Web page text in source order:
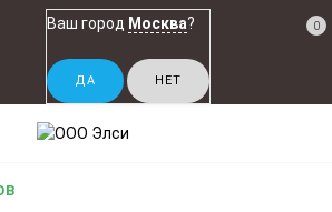
Ваш город Москва? 0